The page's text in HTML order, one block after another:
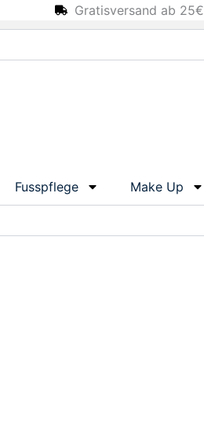
Gratisversand ab 25€
Fusspflege Make Up